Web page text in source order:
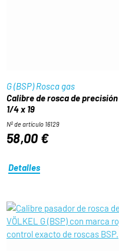
G (BSP) Rosca gas
Calibre de rosca de precisión
1/4 x 19
Nº de artículo 16129
58,00 €
Detalles